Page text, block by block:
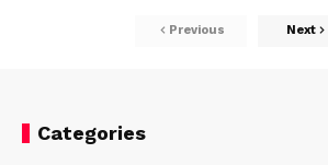
Previous Next
Categories